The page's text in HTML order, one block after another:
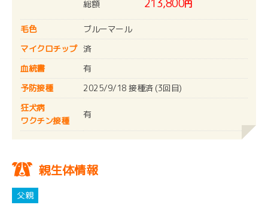
総額
213,800円
毛色
ブルーマール
マイクロチップ 済
血統書
有
予防接種
2025/9/18 接種済 (3回目)
狂犬病
ワクチン接種
有
親生体情報